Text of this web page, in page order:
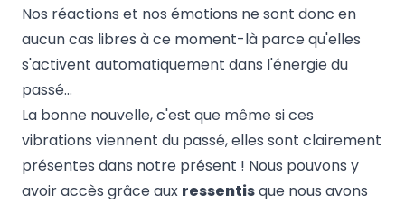
Nos réactions et nos émotions ne sont donc en
aucun cas libres à ce moment-là parce qu'elles
s'activent automatiquement dans l'énergie du
passé…
La bonne nouvelle, c'est que même si ces
vibrations viennent du passé, elles sont clairement
présentes dans notre présent ! Nous pouvons y
avoir accès grâce aux ressentisque nous avons